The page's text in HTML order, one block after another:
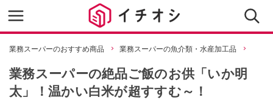
業務スーパーのおすすめ商品 業務スーパーの魚介類・水産加工品
業務スーパーの絶品ご飯のお供「いか明
太」！温かい白米が超すすむ～！